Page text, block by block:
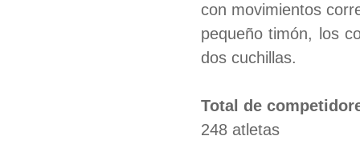
con movimientos
pequeño timón, los
dos cuchillas.
Total de
248 atletas